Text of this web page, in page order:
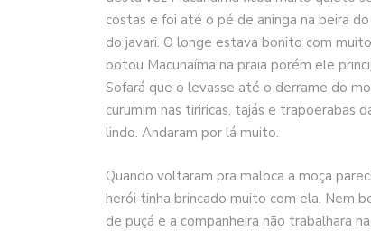
costas e foi até o pé de aninga na beira
do javari. O longe estava bonito com
botou Macunaíma na praia porém ele
Sofará que o levasse até o derrame do
curumim nas tiriricas, tajás e trapoerabas
lindo. Andaram por lá muito.
Quando voltaram pra maloca a moça
herói tinha brincado muito com ela. Nem
de puçá e a companheira não trabalhara